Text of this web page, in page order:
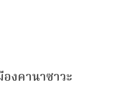
งคานาซาวะ